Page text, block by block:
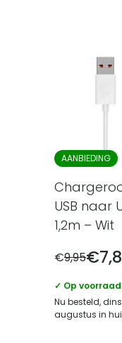
AANBIEDING
USB naar
1,2m – Wit
€9,95€
✓ Op voorraad
Nu besteld,
augustus in